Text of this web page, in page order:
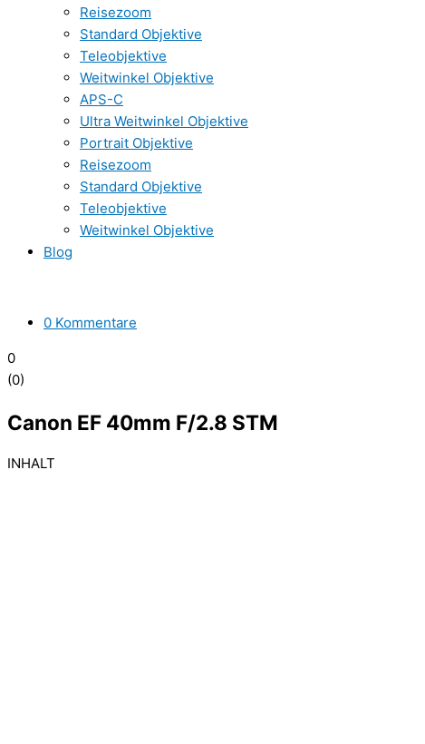
Reisezoom
Standard Objektive
Teleobjektive
Weitwinkel Objektive
APS-C
Ultra Weitwinkel Objektive
Portrait Objektive
Reisezoom
Standard Objektive
Teleobjektive
Weitwinkel Objektive
Blog
0 Kommentare
0
(0)
Canon EF 40mm F/2.8 STM
INHALT